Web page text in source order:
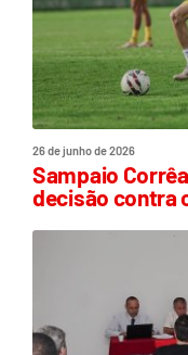
26 de junho de 2026
Sampaio
decisão contra